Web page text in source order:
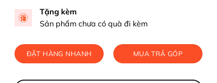
Tặng kèm
Sản phẩm chưa có quà đi kèm
ĐẶT HÀNG NHANH MUA TRẢ GÓP